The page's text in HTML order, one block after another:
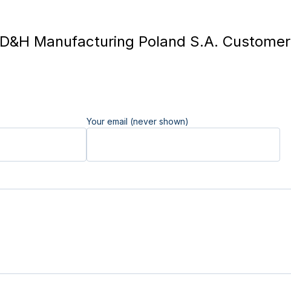
D&H Manufacturing Poland S.A. Customer
Your email (never shown)